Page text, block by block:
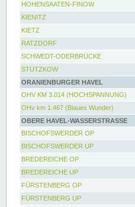
HOHENSAATEN-FINOW
KIENITZ
KIETZ
RATZDORF
SCHWEDT-ODERBRÜCKE
STÜTZKOW
ORANIENBURGER HAVEL
OHV KM 3.014 (HOCHSPANNUNG)
OHv km 1.467 (Blaues Wunder)
OBERE HAVEL-WASSERSTRASSE
BISCHOFSWERDER OP
BISCHOFSWERDER UP
BREDEREICHE OP
BREDEREICHE UP
FÜRSTENBERG OP
FÜRSTENBERG UP